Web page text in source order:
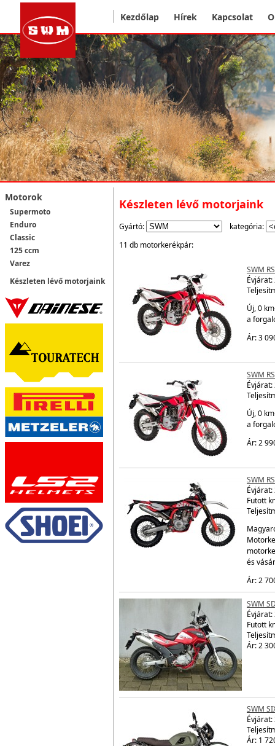
Kezdőlap Hírek Kapcsolat
Motorok
Supermoto
Enduro
Classic
125 ccm
Varez
Készleten lévő motorjaink
Készleten lévő motorjaink
Gyártó:
kategória:
11 db motorkerékpár:
SWM
Évjárat:
Új, 0
a
Ár: 3
SWM
Évjárat:
Új, 0
a
Ár: 2
SWM
Évjárat:
Futott
és
Ár: 2
SWM
Évjárat:
Futott
Ár: 2
SWM
Évjárat:
Ár: 1